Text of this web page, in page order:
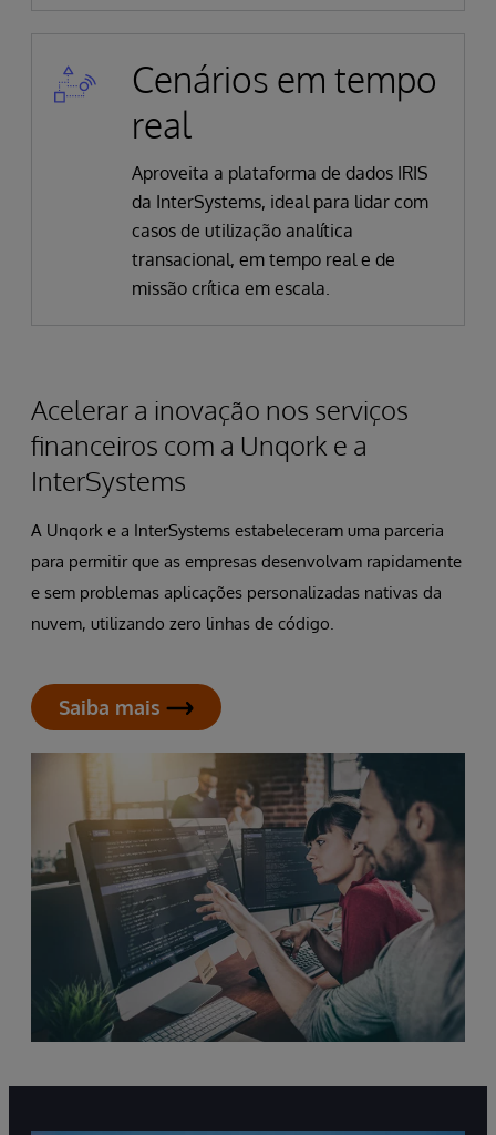
Cenários em tempo
real
Aproveita a plataforma de dados IRIS
da InterSystems, ideal para lidar com
casos de utilização analítica
transacional, em tempo real e de
missão crítica em escala.
Acelerar a inovação nos serviços
financeiros com a Unqork e a
InterSystems
A Unqork e a InterSystems estabeleceram uma parceria
para permitir que as empresas desenvolvam rapidamente
e sem problemas aplicações personalizadas nativas da
nuvem, utilizando zero linhas de código.
Saiba mais